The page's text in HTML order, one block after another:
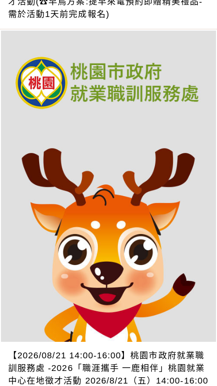
需於活動1天前完成報名)
【2026/08/21 14:00-16:00】桃園市政府就業職
訓服務處 -2026「職涯攜手 一鹿相伴」桃園就業
中心在地徵才活動 2026/8/21（五）14:00-16:00